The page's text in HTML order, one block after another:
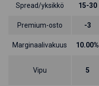
Spread/yksikkö 15-30
Premium-osto -3
Marginaalivakuus 10.00%
Vipu 5